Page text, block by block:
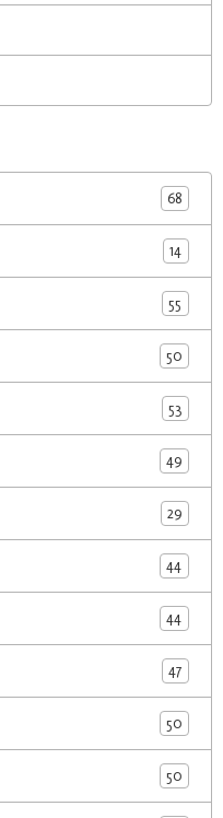
68
14
55
50
53
49
29
44
44
47
50
50